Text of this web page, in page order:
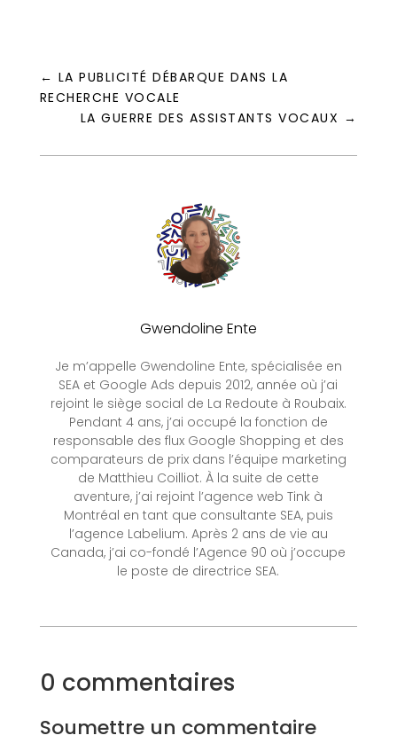
← LA PUBLICITÉ DÉBARQUE DANS LA
RECHERCHE VOCALE
LA GUERRE DES ASSISTANTS VOCAUX →
Gwendoline Ente
Je m’appelle Gwendoline Ente, spécialisée en
SEA et Google Ads depuis 2012, année où j’ai
rejoint le siège social de La Redoute à Roubaix.
Pendant 4 ans, j’ai occupé la fonction de
responsable des flux Google Shopping et des
comparateurs de prix dans l’équipe marketing
de Matthieu Coilliot. À la suite de cette
aventure, j’ai rejoint l’agence web Tink à
Montréal en tant que consultante SEA, puis
l’agence Labelium. Après 2 ans de vie au
Canada, j’ai co-fondé l’Agence 90 où j’occupe
le poste de directrice SEA.
0 commentaires
Soumettre un commentaire